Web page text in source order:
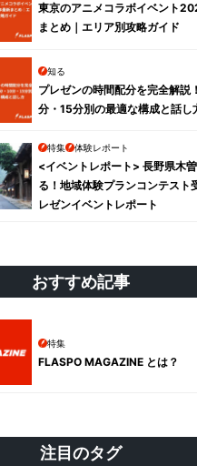
東京のアニメコラボイベント
まとめ｜エリア別攻略ガイド
知る
プレゼンの時間配分を完全解説
分・15分別の最適な構成と話し
特集 体験レポート
<イベントレポート> 長野県木
る！地域体験プランコンテスト
レゼンイベントレポート
おすすめ記事
特集
FLASPO MAGAZINE とは？
注目のタグ